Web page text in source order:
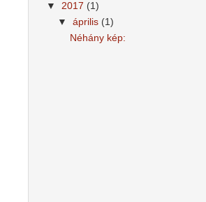
▼ 2017 (1)
▼április (1)
Néhány kép: